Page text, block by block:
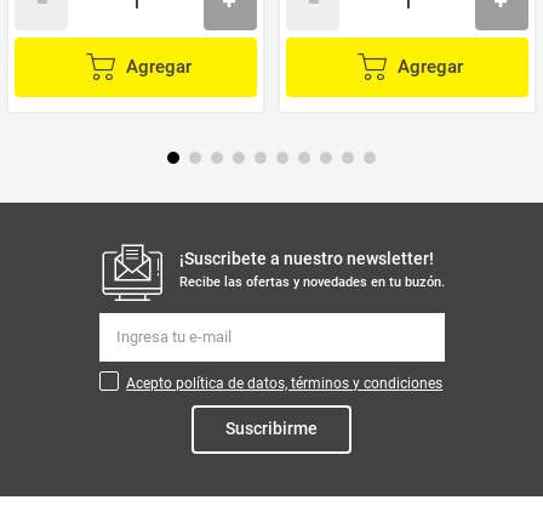
Agregar Agregar
¡Suscribete a nuestro newsletter!
Recibe las ofertas y novedades en tu buzón.
Acepto política de datos, términos y condiciones
Suscribirme